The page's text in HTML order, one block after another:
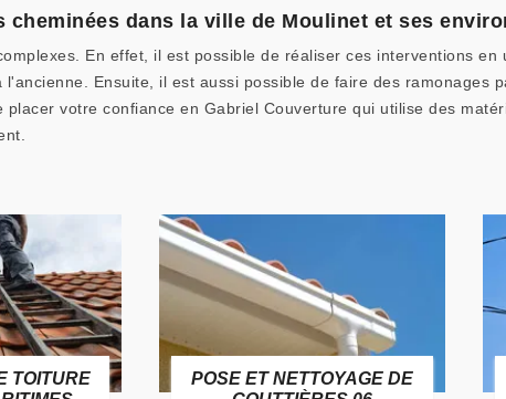
dans la ville de Moulinet et ses
En effet, il est possible de réaliser ces interventions en
Ensuite, il est aussi possible de faire des ramonages
votre confiance en Gabriel Couverture qui utilise des
TOITURE
POSE ET NETTOYAGE DE